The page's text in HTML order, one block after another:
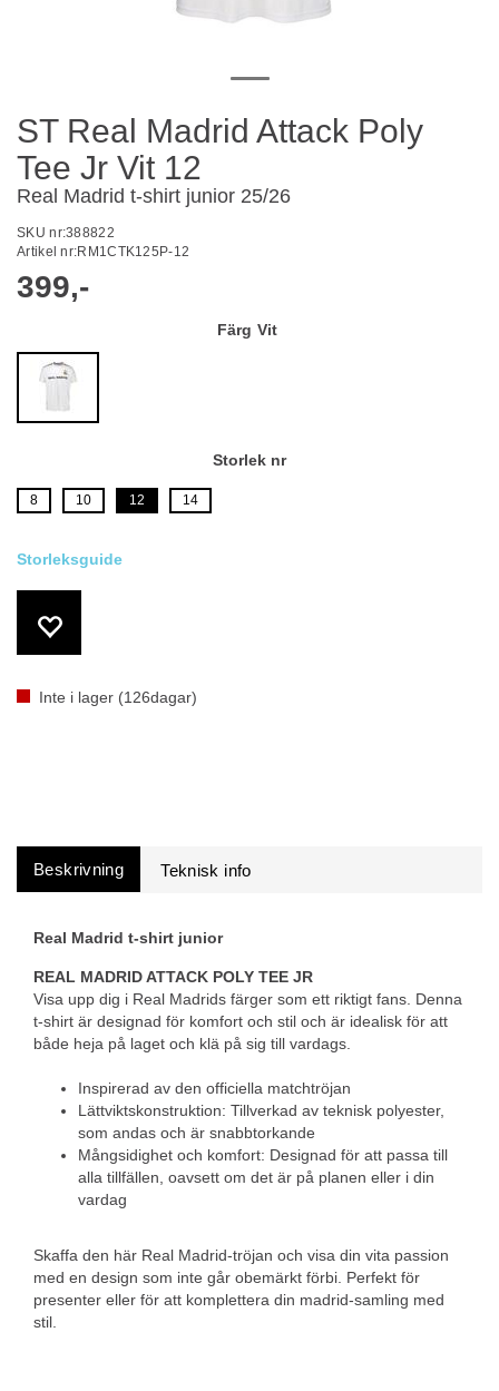
ST Real Madrid Attack Poly
Tee Jr Vit 12
Real Madrid t-shirt junior 25/26
SKU nr:388822
Artikel nr:RM1CTK125P-12
399,-
Färg Vit
Storlek nr
8 10 12 14
Inte i lager (126dagar)
Beskrivning
Real Madrid t-shirt junior
REAL MADRID ATTACK POLY TEE JR
Visa upp dig i Real Madrids färger som ett riktigt fans. Denna
t-shirt är designad för komfort och stil och är idealisk för att
både heja på laget och klä på sig till vardags.
Inspirerad av den officiella matchtröjan
Lättviktskonstruktion: Tillverkad av teknisk polyester,
som andas och är snabbtorkande
Mångsidighet och komfort: Designad för att passa till
alla tillfällen, oavsett om det är på planen eller i din
vardag
Skaffa den här Real Madrid-tröjan och visa din vita passion
med en design som inte går obemärkt förbi. Perfekt för
presenter eller för att komplettera din madrid-samling med
stil.